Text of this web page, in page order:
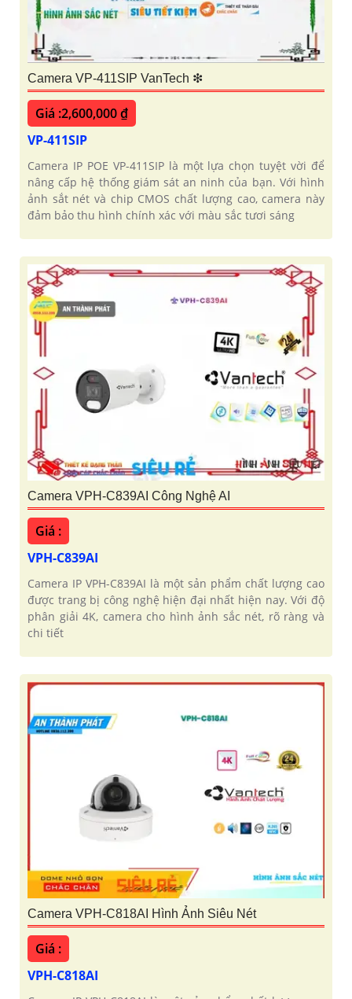
Camera VP-411SIP VanTech ❇
Giá :2,600,000 ₫
VP-411SIP
Camera IP POE VP-411SIP là một lựa chọn tuyệt vời để
nâng cấp hệ thống giám sát an ninh của bạn. Với hình
ảnh sắt nét và chip CMOS chất lượng cao, camera này
đảm bảo thu hình chính xác với màu sắc tươi sáng
Camera VPH-C839AI Công Nghệ AI
Giá :
VPH-C839AI
Camera IP VPH-C839AI là một sản phẩm chất lượng cao
được trang bị công nghệ hiện đại nhất hiện nay. Với độ
phân giải 4K, camera cho hình ảnh sắc nét, rõ ràng và
chi tiết
Camera VPH-C818AI Hình Ảnh Siêu Nét
Giá :
VPH-C818AI